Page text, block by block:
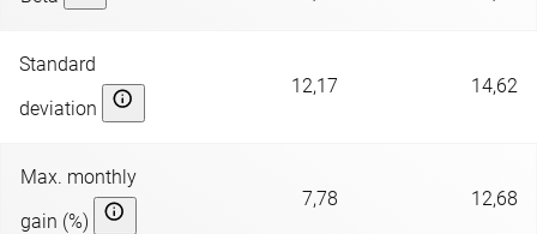
Standard
deviation
12,17 14,62
Max. monthly
gain (%)
7,78 12,68